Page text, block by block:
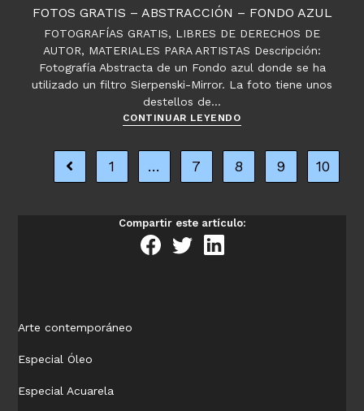
Abstracción
Tela
de
Saco
FOTOS GRATIS – ABSTRACCIÓN – FONDO AZUL
FOTOGRAFÍAS GRATIS, LIBRES DE DERECHOS DE
AUTOR, MATERIALES PARA ARTISTAS Descripción:
Fotografía Abstracta de un Fondo azul donde se ha
utilizado un filtro Sierpenski-Mirror. La foto tiene unos
destellos de…
CONTINUAR LEYENDOFotos
–
Abstracción
–
azul
Ir a la página anterior
1 … 7 8 9 10
Compartir este artículo:
Arte contemporáneo
Especial Óleo
Especial Acuarela